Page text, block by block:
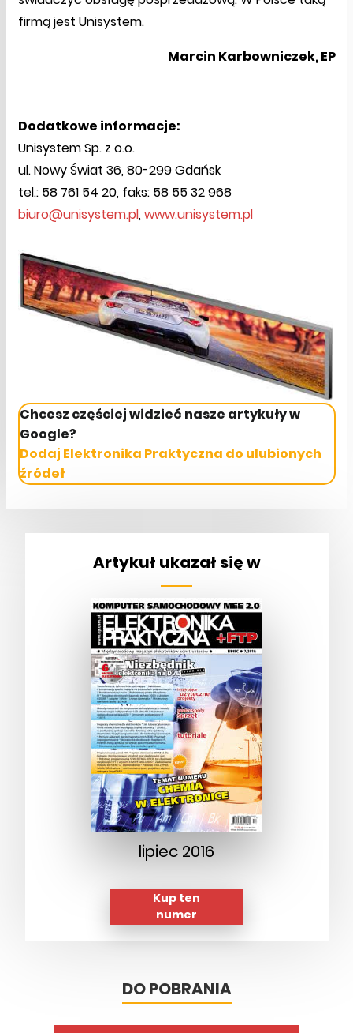
firmą jest Unisystem.
Marcin Karbowniczek, EP
Dodatkowe informacje:
Unisystem Sp. z o.o.
ul. Nowy Świat 36, 80-299 Gdańsk
tel.: 58 761 54 20, faks: 58 55 32 968
biuro@unisystem.pl,www.unisystem.pl
Chcesz częściej widzieć nasze artykuły w
Google?
Dodaj Elektronika Praktyczna do ulubionych
źródeł
Artykuł ukazał się w
lipiec 2016
Kup ten
numer
DO POBRANIA